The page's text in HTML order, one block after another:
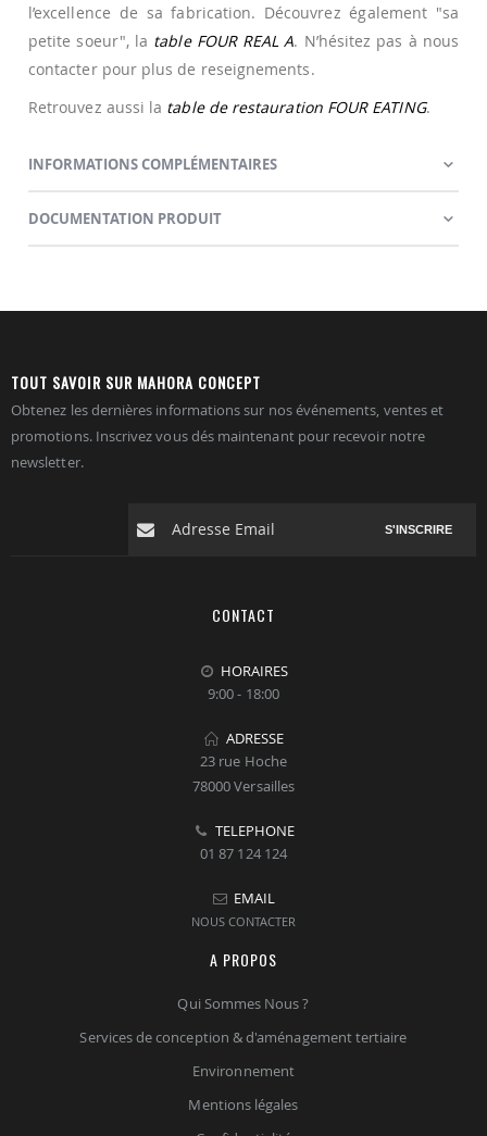
l’excellence de sa fabrication. Découvrez également "sa
petite soeur", la table FOUR REAL A. N’hésitez pas à nous
contacter pour plus de reseignements.
Retrouvez aussi la table de restauration FOUR EATING.
INFORMATIONS COMPLÉMENTAIRES
DOCUMENTATION PRODUIT
TOUT SAVOIR SUR MAHORA CONCEPT
Obtenez les dernières informations sur nos événements, ventes et
promotions. Inscrivez vous dés maintenant pour recevoir notre
newsletter.
S'INSCRIRE
CONTACT
HORAIRES
9:00 - 18:00
ADRESSE
23 rue Hoche
78000 Versailles
TELEPHONE
01 87 124 124
EMAIL
NOUS CONTACTER
A PROPOS
Qui Sommes Nous ?
Services de conception & d'aménagement tertiaire
Environnement
Mentions légales